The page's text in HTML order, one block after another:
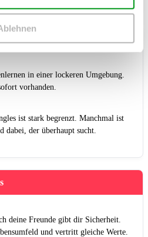
in einer lockeren Umgebung.
vorhanden.
ist stark begrenzt. Manchmal ist
dabei, der überhaupt sucht.
deine Freunde gibt dir Sicherheit.
und vertritt gleiche Werte.